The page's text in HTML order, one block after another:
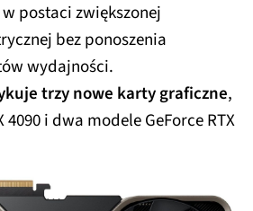
postaci zwiększonej
bez ponoszenia
wydajności.
trzy nowe karty graficzne,
4090 i dwa modele GeForce RTX